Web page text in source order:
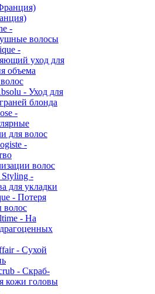
-
волосы
-
уход для
объема
- Уход для
блонда
-
для волос
-
волос
Styling -
для укладки
- Потеря
волос
- На
- Сухой
- Скраб-
кожи головы